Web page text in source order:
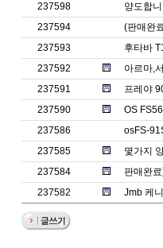
237598
양도합
237594
(판매완
237593
후타바
237592
아르마,
237591
프레야
237590
OS
237586
osFS-
237585
몇가지
237584
판매완
237582
Jmb 케